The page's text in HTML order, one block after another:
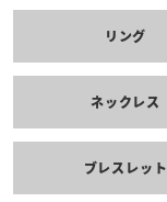
リング
ネックレス
ブレスレット